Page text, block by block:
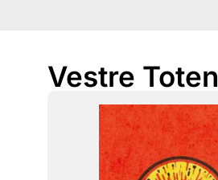
Vestre Toten